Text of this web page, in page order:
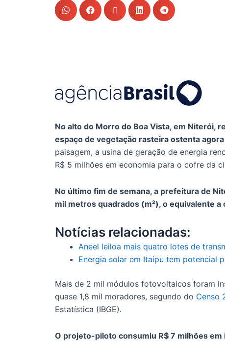
No alto do Morro do Boa Vista, em Niterói,
espaço de vegetação rasteira ostenta
paisagem, a usina de geração de energia
R$ 5 milhões em economia para o cofre da
No último fim de semana, a prefeitura de
mil metros quadrados (m²), o equivalente
Notícias relacionadas:
Aneel leiloa mais quatro lotes de
Energia solar em Itaipu tem potencial
Mais de 2 mil módulos fotovoltaicos foram
quase 1,8 mil moradores, segundo do Censo
Estatística (IBGE).
O projeto-piloto consumiu R$ 7 milhões